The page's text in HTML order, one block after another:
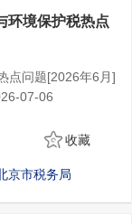
一按转让收入全额
房。
税，其取得房屋
算转让所得时可扣
自有住房并在现
对其出售现住房已
房金额大于或等于
;新购住房金额小
选择计税方式?
环境保护税热点
点问题[2026年6月]
07-06
华人民共和国主
的企业事业单位
收藏
京市税务局